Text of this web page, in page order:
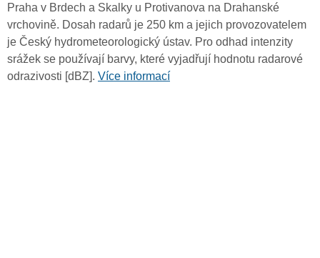
Praha v Brdech a Skalky u Protivanova na Drahanské
vrchovině. Dosah radarů je 250 km a jejich provozovatelem
je Český hydrometeorologický ústav. Pro odhad intenzity
srážek se používají barvy, které vyjadřují hodnotu radarové
odrazivosti [dBZ]. Více informací